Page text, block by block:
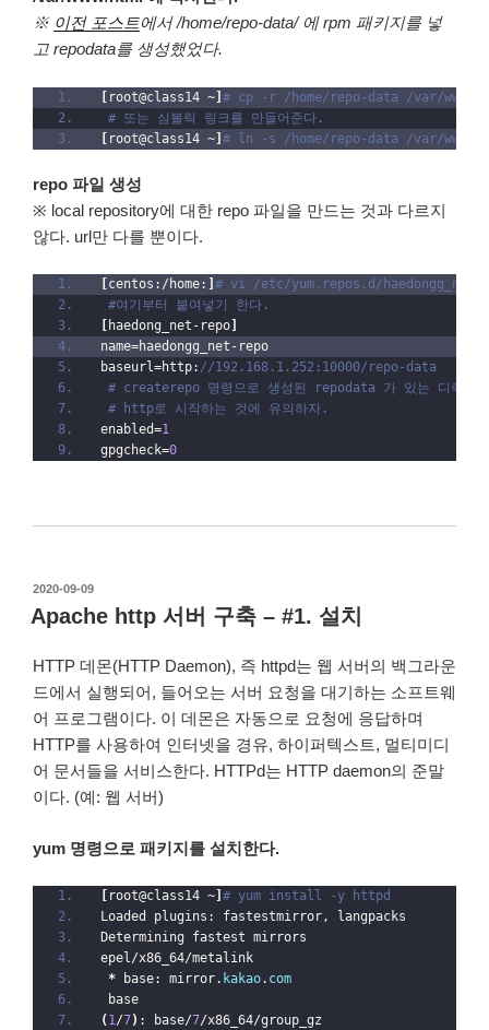
※ 이전 포스트에서 /home/repo-data/ 에 rpm 패키지를 넣
고 repodata를 생성했었다.
[ root@class14 ~] # cp -r /home/repo-data /var/www/
# 또는 심볼릭 링크를 만들어준다.
[ root@class14 ~] # ln -s /home/repo-data /var/www/
repo 파일 생성
※ local repository에 대한 repo 파일을 만드는 것과 다르지
않다. url만 다를 뿐이다.
centos:/home:
# vi /etc/yum.repos.d/
#여기부터 붙여넣기 한다.
haedong_net-repo
name=haedongg_net-repo
baseurl=http: //192.168.1.252:10000/repo-data
# createrepo 명령으로 생성된 repodata 가 있는 디렉토
# http로 시작하는 것에 유의하자.
enabled=1
gpgcheck=0
작
성
일
2020-09-09
Apache http 서버 구축 – #1. 설치
HTTP 데몬(HTTP Daemon), 즉 httpd는 웹 서버의 백그라운
드에서 실행되어, 들어오는 서버 요청을 대기하는 소프트웨
어 프로그램이다. 이 데몬은 자동으로 요청에 응답하며
HTTP를 사용하여 인터넷을 경유, 하이퍼텍스트, 멀티미디
어 문서들을 서비스한다. HTTPd는 HTTP daemon의 준말
이다. (예: 웹 서버)
yum 명령으로 패키지를 설치한다.
root@class14 ~ # yum install -y httpd
Loaded plugins: fastestmirror, langpacks
Determining fastest mirrors
epel/
* base: mirror. kakao. com
( 1/7) : base/7/